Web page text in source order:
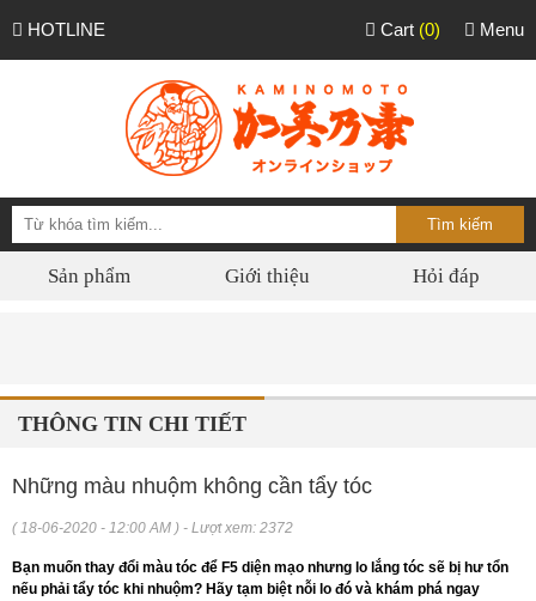
HOTLINE Menu
Cart (0)
Sản phẩm Giới thiệu Hỏi đáp
THÔNG TIN CHI TIẾT
Những màu nhuộm không cần tẩy tóc
( 18-06-2020 - 12:00 AM ) - Lượt xem: 2372
Bạn muốn thay đổi màu tóc để F5 diện mạo nhưng lo lắng tóc sẽ bị hư tổn
nếu phải tẩy tóc khi nhuộm? Hãy tạm biệt nỗi lo đó và khám phá ngay